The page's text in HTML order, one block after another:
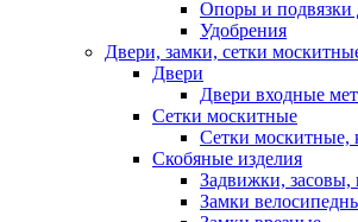
Опоры и подвязки
Удобрения
Двери, замки, сетки
Двери
Двери входные
Сетки москитные
Сетки москитные,
Скобяные изделия
Задвижки,
Замки